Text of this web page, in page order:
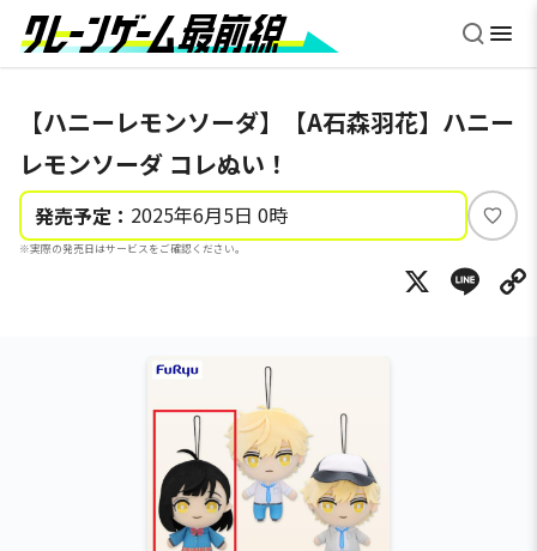
【ハニーレモンソーダ】【A石森羽花】ハニー
レモンソーダ コレぬい！
発売予定： 2025年6月5日 0時
※実際の発売日はサービスをご確認ください。
い
ね
X